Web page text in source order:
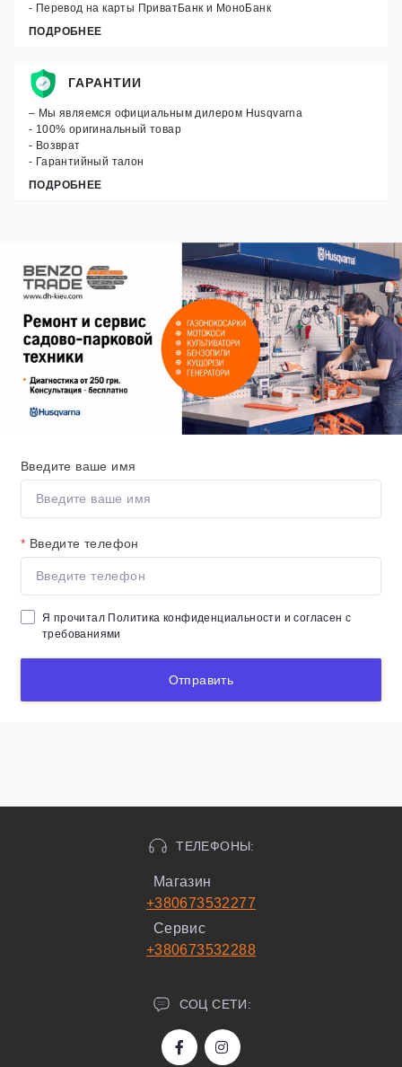
- Перевод на карты ПриватБанк и МоноБанк
ПОДРОБНЕЕ
ГАРАНТИИ
– Мы являемся официальным дилером Husqvarna
- 100% оригинальный товар
- Возврат
- Гарантийный талон
ПОДРОБНЕЕ
Введите ваше имя
* Введите телефон
Я прочитал Политика конфиденциальности и согласен с
требованиями
Отправить
ТЕЛЕФОНЫ:
Магазин
+380673532277
Сервис
+380673532288
СОЦ СЕТИ: